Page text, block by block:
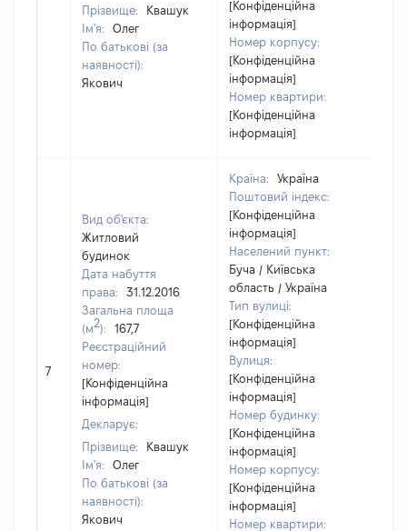
Прізвище:
Квашук
Ім'я:
Олег
По батькові (за
наявності):
Якович
[Конфіденційна
інформація]
Номер корпусу:
[Конфіденційна
інформація]
Номер квартири:
[Конфіденційна
інформація]
7
Вид об'єкта:
Житловий
будинок
Дата набуття
права:
31.12.2016
Загальна площа
(м2):
167,7
Реєстраційний
номер:
[Конфіденційна
інформація]
Декларує:
Прізвище:
Квашук
Ім'я:
Олег
По батькові (за
наявності):
Якович
Країна:
Україна
Поштовий індекс:
[Конфіденційна
інформація]
Населений пункт:
Буча / Київська
область / Україна
Тип вулиці:
[Конфіденційна
інформація]
Вулиця:
[Конфіденційна
інформація]
Номер будинку:
[Конфіденційна
інформація]
Номер корпусу:
[Конфіденційна
інформація]
Номер квартири: